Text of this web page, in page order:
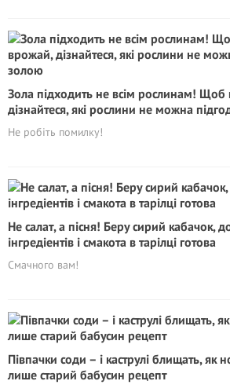
Зола підходить не всім рослинам! Щоб
дізнайтеся, які рослини не можна
Не робіть помилку!
Не салат, а пісня! Беру сирий кабачок,
інгредіентів і смакота в тарілці готова
Смачного вам!
Півпачки соди – і каструлі блищать, як
лише старий бабусин рецепт